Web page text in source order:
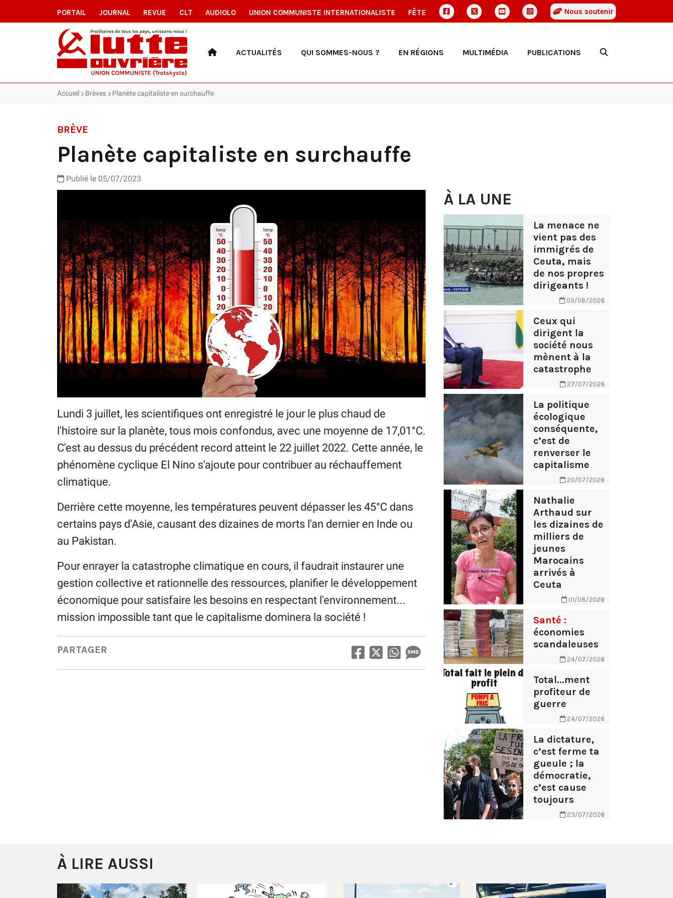
PORTAIL JOURNAL REVUE CLT AUDIOLO UNION COMMUNISTE INTERNATIONALISTE FÊTE Nous soutenir
ACTUALITÉS QUI SOMMES-NOUS ? EN RÉGIONS MULTIMÉDIA PUBLICATIONS
Accueil Brèves Planète capitaliste en surchauffe
BRÈVE
Planète capitaliste en surchauffe
Publié le 05/07/2023
Lundi 3 juillet, les scientifiques ont enregistré le jour le plus chaud de
l'histoire sur la planète, tous mois confondus, avec une moyenne de 17,01°C.
C'est au dessus du précédent record atteint le 22 juillet 2022. Cette année, le
phénomène cyclique El Nino s'ajoute pour contribuer au réchauffement
climatique.
Derrière cette moyenne, les températures peuvent dépasser les 45°C dans
certains pays d'Asie, causant des dizaines de morts l'an dernier en Inde ou
au Pakistan.
Pour enrayer la catastrophe climatique en cours, il faudrait instaurer une
gestion collective et rationnelle des ressources, planifier le développement
économique pour satisfaire les besoins en respectant l'environnement...
mission impossible tant que le capitalisme dominera la société !
PARTAGER
À LA UNE
La menace ne
vient pas des
immigrés de
Ceuta, mais
de nos propres
dirigeants !
03/08/2026
Ceux qui
dirigent la
société nous
mènent à la
catastrophe
27/07/2026
La politique
écologique
conséquente,
c’est de
renverser le
capitalisme
20/07/2026
Nathalie
Arthaud sur
les dizaines de
milliers de
jeunes
Marocains
arrivés à
Ceuta
01/08/2026
Santé :
économies
scandaleuses
24/07/2026
Total...ment
profiteur de
guerre
24/07/2026
La dictature,
c’est ferme ta
gueule ; la
démocratie,
c’est cause
toujours
23/07/2026
À LIRE AUSSI